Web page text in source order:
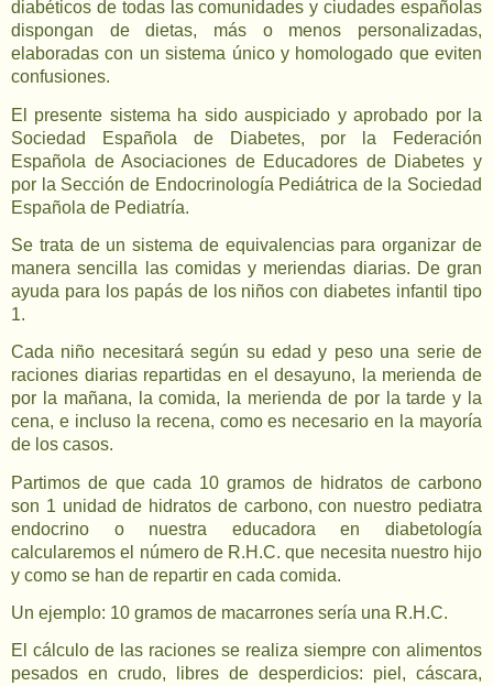
diabéticos de todas las comunidades y ciudades españolas
dispongan de dietas, más o menos personalizadas,
elaboradas con un sistema único y homologado que eviten
confusiones.
El presente sistema ha sido auspiciado y aprobado por la
Sociedad Española de Diabetes, por la Federación
Española de Asociaciones de Educadores de Diabetes y
por la Sección de Endocrinología Pediátrica de la Sociedad
Española de Pediatría.
Se trata de un sistema de equivalencias para organizar de
manera sencilla las comidas y meriendas diarias. De gran
ayuda para los papás de los niños con diabetes infantil tipo
1.
Cada niño necesitará según su edad y peso una serie de
raciones diarias repartidas en el desayuno, la merienda de
por la mañana, la comida, la merienda de por la tarde y la
cena, e incluso la recena, como es necesario en la mayoría
de los casos.
Partimos de que cada 10 gramos de hidratos de carbono
son 1 unidad de hidratos de carbono, con nuestro pediatra
endocrino o nuestra educadora en diabetología
calcularemos el número de R.H.C. que necesita nuestro hijo
y como se han de repartir en cada comida.
Un ejemplo: 10 gramos de macarrones sería una R.H.C.
El cálculo de las raciones se realiza siempre con alimentos
pesados en crudo, libres de desperdicios: piel, cáscara,